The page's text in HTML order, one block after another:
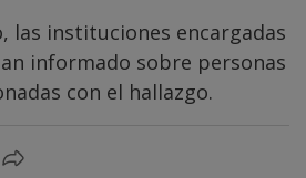
las instituciones encargadas
informado sobre personas
con el hallazgo.